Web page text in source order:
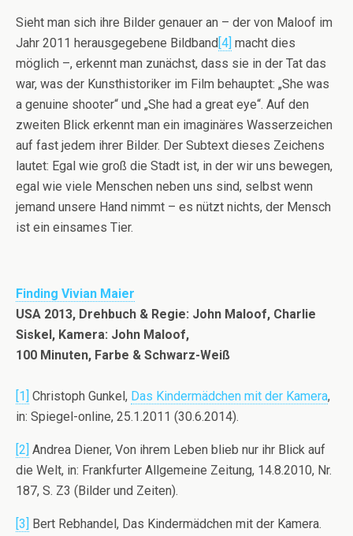
Sieht man sich ihre Bilder genauer an – der von Maloof im
Jahr 2011 herausgegebene Bildband [4] macht dies
möglich –, erkennt man zunächst, dass sie in der Tat das
war, was der Kunsthistoriker im Film behauptet: „She was
a genuine shooter“ und „She had a great eye“. Auf den
zweiten Blick erkennt man ein imaginäres Wasserzeichen
auf fast jedem ihrer Bilder. Der Subtext dieses Zeichens
lautet: Egal wie groß die Stadt ist, in der wir uns bewegen,
egal wie viele Menschen neben uns sind, selbst wenn
jemand unsere Hand nimmt – es nützt nichts, der Mensch
ist ein einsames Tier.
Finding Vivian Maier
USA 2013, Drehbuch & Regie: John Maloof, Charlie
Siskel, Kamera: John Maloof,
100 Minuten, Farbe & Schwarz-Weiß
[1] Christoph Gunkel, Das Kindermädchen mit der Kamera,
in: Spiegel-online, 25.1.2011 (30.6.2014).
[2] Andrea Diener, Von ihrem Leben blieb nur ihr Blick auf
die Welt, in: Frankfurter Allgemeine Zeitung, 14.8.2010, Nr.
187, S. Z3 (Bilder und Zeiten).
[3]
Bert Rebhandel, Das Kindermädchen mit der Kamera.